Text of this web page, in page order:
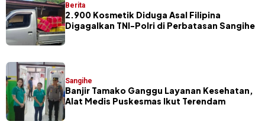
Berita
2.900 Kosmetik Diduga Asal Filipina
Digagalkan TNI-Polri di Perbatasan Sangihe
Sangihe
Banjir Tamako Ganggu Layanan Kesehatan,
Alat Medis Puskesmas Ikut Terendam